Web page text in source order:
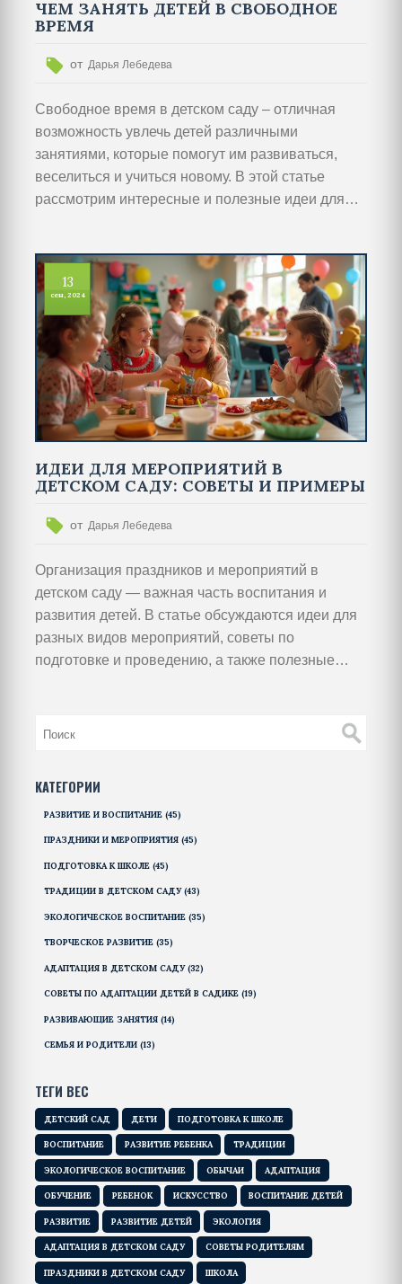
ЧЕМ ЗАНЯТЬ ДЕТЕЙ В СВОБОДНОЕ
ВРЕМЯ
от Дарья Лебедева
Свободное время в детском саду – отличная
возможность увлечь детей различными
занятиями, которые помогут им развиваться,
веселиться и учиться новому. В этой статье
рассмотрим интересные и полезные идеи для
воспитателей.
13
сен, 2024
ИДЕИ ДЛЯ МЕРОПРИЯТИЙ В
ДЕТСКОМ САДУ: СОВЕТЫ И ПРИМЕРЫ
от Дарья Лебедева
Организация праздников и мероприятий в
детском саду — важная часть воспитания и
развития детей. В статье обсуждаются идеи для
разных видов мероприятий, советы по
подготовке и проведению, а также полезные
КАТЕГОРИИ
РАЗВИТИЕ И ВОСПИТАНИЕ (45)
ПРАЗДНИКИ И МЕРОПРИЯТИЯ (45)
ПОДГОТОВКА К ШКОЛЕ (45)
ТРАДИЦИИ В ДЕТСКОМ САДУ(43)
ЭКОЛОГИЧЕСКОЕ ВОСПИТАНИЕ (35)
ТВОРЧЕСКОЕ РАЗВИТИЕ (35)
АДАПТАЦИЯ В ДЕТСКОМ САДУ(32)
СОВЕТЫ ПО АДАПТАЦИИ ДЕТЕЙ В САДИКЕ (19)
РАЗВИВАЮЩИЕ ЗАНЯТИЯ (14)
СЕМЬЯ И РОДИТЕЛИ (13)
ТЕГИ ВЕС
ДЕТСКИЙ САД ДЕТИ ПОДГОТОВКА К ШКОЛЕ
ВОСПИТАНИЕ РАЗВИТИЕ РЕБЕНКА ТРАДИЦИИ
ЭКОЛОГИЧЕСКОЕ ВОСПИТАНИЕ ОБЫЧАИ АДАПТАЦИЯ
ОБУЧЕНИЕ РЕБЕНОК ИСКУССТВО ВОСПИТАНИЕ ДЕТЕЙ
РАЗВИТИЕ РАЗВИТИЕ ДЕТЕЙ ЭКОЛОГИЯ
АДАПТАЦИЯ В ДЕТСКОМ САДУ СОВЕТЫ РОДИТЕЛЯМ
ПРАЗДНИКИ В ДЕТСКОМ САДУ ШКОЛА